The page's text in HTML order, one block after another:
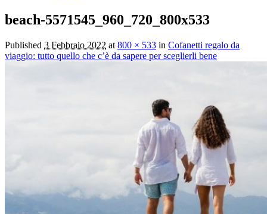
beach-5571545_960_720_800x533
Published 3 Febbraio 2022 at 800 × 533 in Cofanetti regalo da
viaggio: tutto quello che c’è da sapere per sceglierli bene